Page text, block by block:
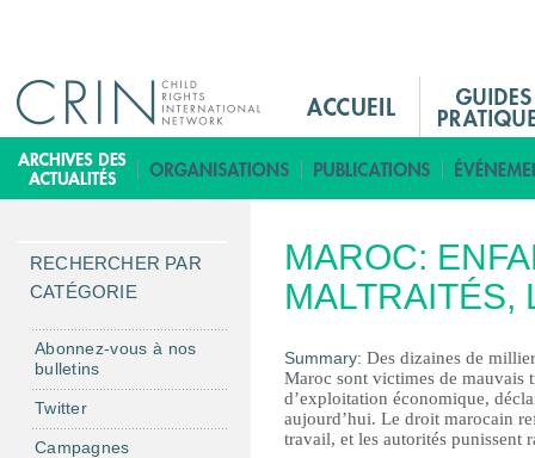
i
n
e
n
F
r
i
MAROC:
MALTRAITÉS,
Summary: Des dizaines de
Maroc sont victimes de mauvais
d’exploitation économique,
aujourd’hui. Le droit marocain
travail, et les autorités punissent
RECHERCHER PAR
CATÉGORIE
Abonnez-vous à nos
bulletins
Twitter
Campagnes